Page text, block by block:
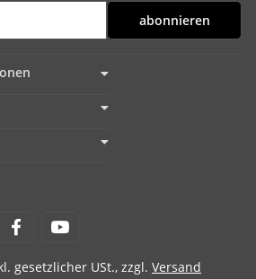
abonnieren
gesetzlicher USt., zzgl. Versand